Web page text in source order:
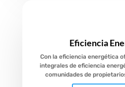
Eficiencia
Con la eficiencia energética
integrales de eficiencia
comunidades de